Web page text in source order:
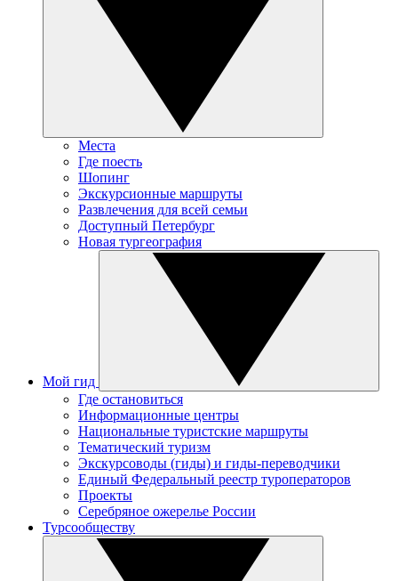
Места
Где поесть
Шопинг
Экскурсионные маршруты
Развлечения для всей семьи
Доступный Петербург
Новая тургеография
Мой гид
Где остановиться
Информационные центры
Национальные туристские маршруты
Тематический туризм
Экскурсоводы (гиды) и гиды-переводчики
Единый Федеральный реестр туроператоров
Проекты
Серебряное ожерелье России
Турсообществу